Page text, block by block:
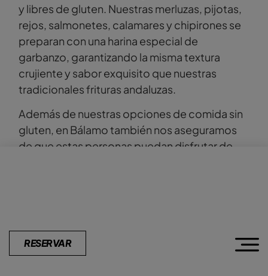
y libres de gluten. Nuestras merluzas, pijotas,
rejos, salmonetes, calamares y chipirones se
preparan con una harina especial de
garbanzo, garantizando la misma textura
crujiente y sabor exquisito que nuestras
tradicionales frituras andaluzas.
Además de nuestras opciones de comida sin
gluten, en Bálamo también nos aseguramos
de que estas personas puedan disfrutar de
Este 27 de mayo, y todos los días, te
RESERVAR